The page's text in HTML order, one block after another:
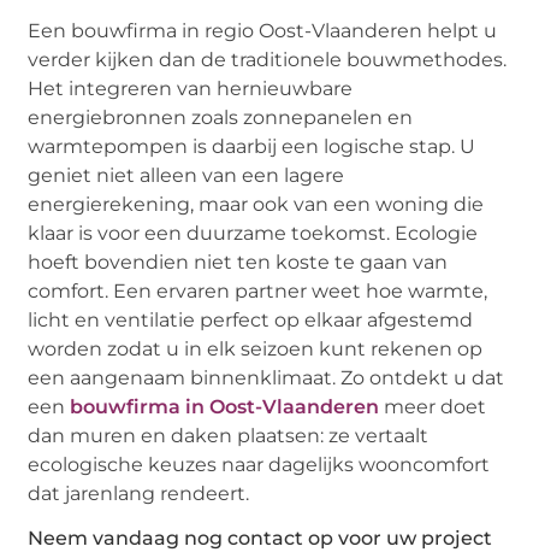
Een bouwfirma in regio Oost-Vlaanderen helpt u
verder kijken dan de traditionele bouwmethodes.
Het integreren van hernieuwbare
energiebronnen zoals zonnepanelen en
warmtepompen is daarbij een logische stap. U
geniet niet alleen van een lagere
energierekening, maar ook van een woning die
klaar is voor een duurzame toekomst. Ecologie
hoeft bovendien niet ten koste te gaan van
comfort. Een ervaren partner weet hoe warmte,
licht en ventilatie perfect op elkaar afgestemd
worden zodat u in elk seizoen kunt rekenen op
een aangenaam binnenklimaat. Zo ontdekt u dat
een bouwfirma in Oost-Vlaanderen meer doet
dan muren en daken plaatsen: ze vertaalt
ecologische keuzes naar dagelijks wooncomfort
dat jarenlang rendeert.
Neem vandaag nog contact op voor uw project